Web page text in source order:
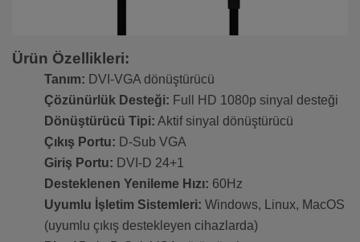
Ürün Özellikleri:
Tanım: DVI-VGA dönüştürücü
Çözünürlük Desteği: Full HD 1080p sinyal desteği
Dönüştürücü Tipi: Aktif sinyal dönüştürücü
Çıkış Portu: D-Sub VGA
Giriş Portu: DVI-D 24+1
Desteklenen Yenileme Hızı: 60Hz
Uyumlu İşletim Sistemleri: Windows, Linux, MacOS
(uyumlu çıkış destekleyen cihazlarda)